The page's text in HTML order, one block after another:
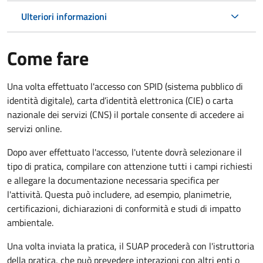
Ulteriori informazioni
Come fare
Una volta effettuato l'accesso con SPID (sistema pubblico di
identità digitale), carta d’identità elettronica (CIE) o carta
nazionale dei servizi (CNS) il portale consente di accedere ai
servizi online.
Dopo aver effettuato l'accesso, l'utente dovrà selezionare il
tipo di pratica, compilare con attenzione tutti i campi richiesti
e allegare la documentazione necessaria specifica per
l'attività. Questa può includere, ad esempio, planimetrie,
certificazioni, dichiarazioni di conformità e studi di impatto
ambientale.
Una volta inviata la pratica, il SUAP procederà con l'istruttoria
della pratica, che può prevedere interazioni con altri enti o